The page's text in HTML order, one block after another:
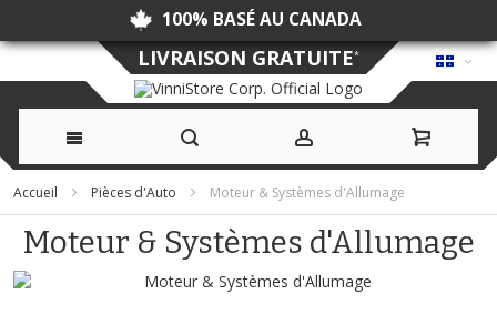
100% BASÉ AU CANADA
Allez
LIVRAISON GRATUITE*
Accueil Pièces d'Auto Moteur & Systèmes d'Allumage
Moteur & Systèmes d'Allumage